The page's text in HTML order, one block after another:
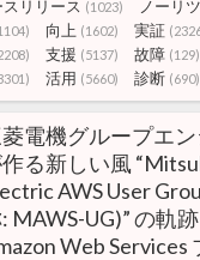
スリリース (1023) ノーリツ
向上 (1602) 実証
支援 (5137) 故障 (129)
活用 (5660) 診断 (690)
電機グループエ
る新しい風
AWS User
MAWS-UG)” の軌
Web Services